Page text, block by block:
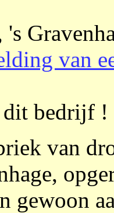
van
dit bedrijf !
van
gewoon